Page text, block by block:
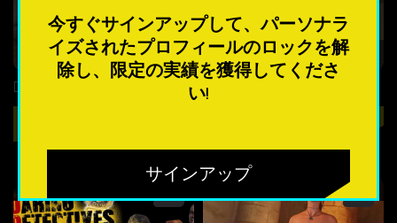
フリーセックスシミュレーター
Dark Seed Chronicles – Version 1.3 – Elite Edition [LewdKitty]
3.8 3.7
今すぐサインアップして、パーソナラ
イズされたプロフィールのロックを解
除し、限定の実績を獲得してくださ
い!
サインアップ